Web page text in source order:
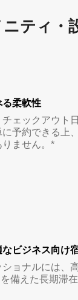
テ⁠ィ⁠・
柔軟性
ェックアウト
予約できる上
ません。*
ビ⁠ジ⁠ネ⁠ス⁠向⁠け
ョナルには、
備えた長期滞